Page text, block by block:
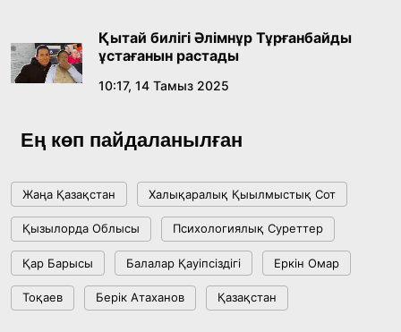
Қытай билігі Әлімнұр Тұрғанбайды
ұстағанын растады
10:17, 14 Тамыз 2025
Ең көп пайдаланылған
Жаңа Қазақстан Халықаралық Қыылмыстық Сот
Қызылорда Облысы Психологиялық Суреттер
Қар Барысы Балалар Қауіпсіздігі Еркін Омар
Тоқаев Берік Атаханов Қазақстан